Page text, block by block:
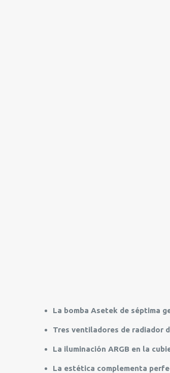
La bomba Asetek de séptima
Tres ventiladores de radiador
La iluminación ARGB en la
La estética complementa